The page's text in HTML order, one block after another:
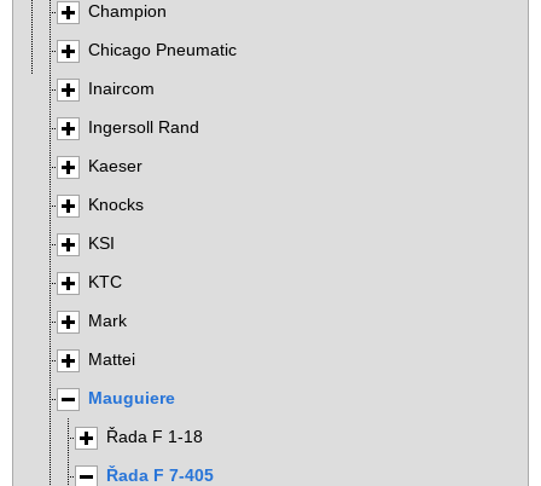
Champion
Chicago Pneumatic
Inaircom
Ingersoll Rand
Kaeser
Knocks
KSI
KTC
Mark
Mattei
Mauguiere
Řada F 1-18
Řada F 7-405